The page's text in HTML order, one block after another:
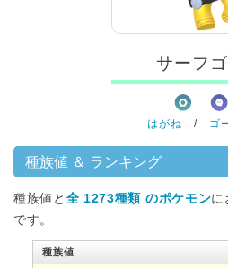
サーフ
はがね / ゴ
種族値 ＆ ランキング
種族値と 全 1273種類 のポケモンに
です。
種族値